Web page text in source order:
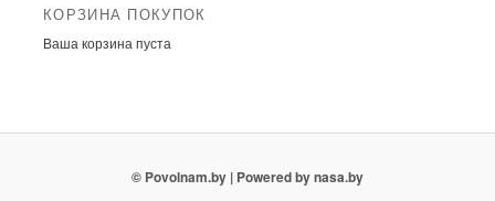
КОРЗИНА ПОКУПОК
Ваша корзина пуста
© Povolnam.by | Powered by nasa.by